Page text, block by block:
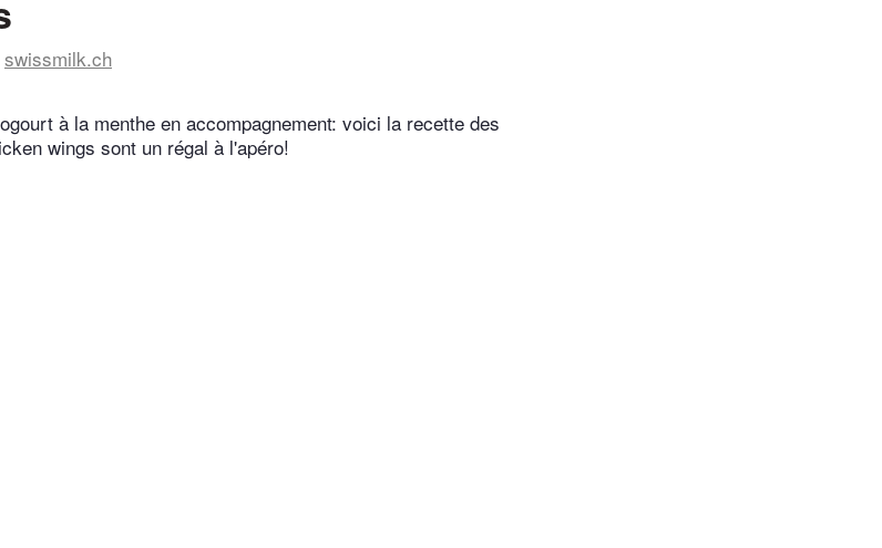
swissmilk.ch
à la menthe en accompagnement: voici la recette des
wings sont un régal à l'apéro!